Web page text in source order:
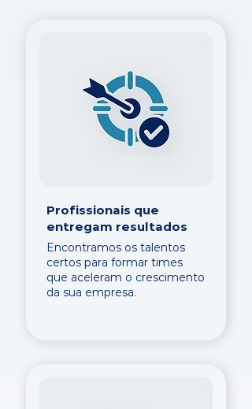
Profissionais que
entregam resultados
Encontramos os talentos
certos para formar times
que aceleram o crescimento
da sua empresa.